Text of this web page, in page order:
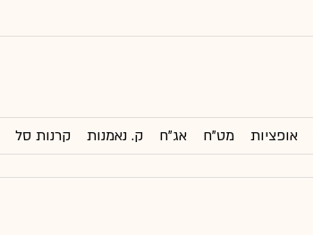
אופציות מט"ח אג"ח ק. נאמנות קרנות סל